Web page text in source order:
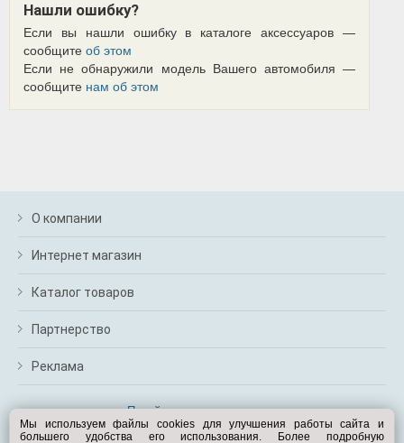
Нашли ошибку?
Если вы нашли ошибку в каталоге аксессуаров —
сообщите об этом
Если не обнаружили модель Вашего автомобиля —
сообщите нам об этом
О компании
Интернет магазин
Каталог товаров
Партнерство
Реклама
Перейти на полную версию
Мы используем файлы cookies для улучшения работы сайта и
большего удобства его использования. Более подробную